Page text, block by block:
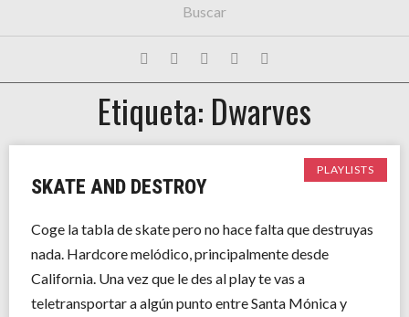
FESTIVALES
EXPOSICIONES
HISTORIAS
Etiqueta: Dwarves
PLAYLISTS
SKATE AND DESTROY
Coge la tabla de skate pero no hace falta que destruyas
nada. Hardcore melódico, principalmente desde
California. Una vez que le des al play te vas a
teletransportar a algún punto entre Santa Mónica y